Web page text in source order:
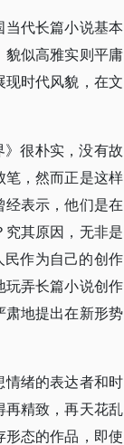
代长篇小说基本
似高雅实则平庸
时代风貌，在文
很朴实，没有故
，然而正是这样
表示，他们是在
究其原因，无非是
民作为自己的创作
弄长篇小说创作
地提出在新形势
绪的表达者和时
精致，再天花乱
态的作品，即使